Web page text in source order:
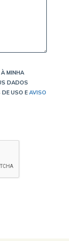
MINHA
DADOS
USO E AVISO